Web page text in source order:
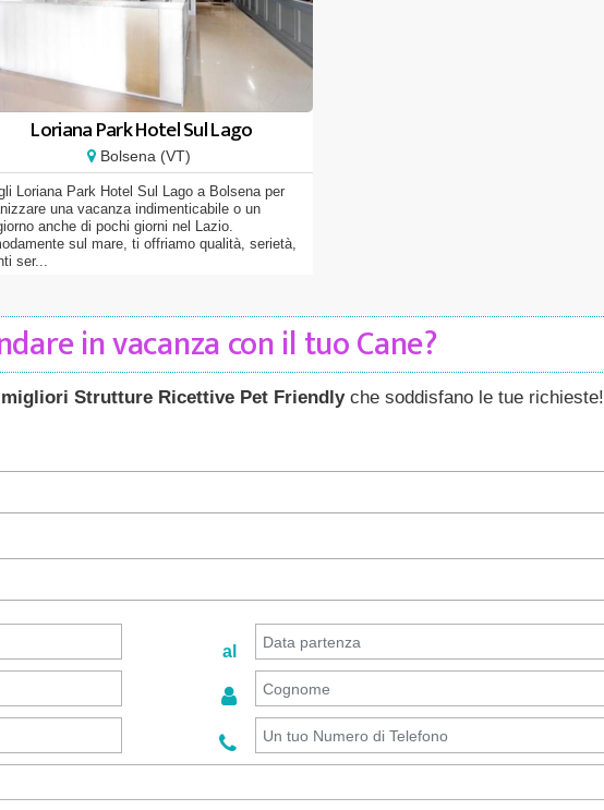
Loriana Park Hotel Sul Lago
Bolsena (VT)
Loriana Park Hotel Sul Lago a Bolsena per
una vacanza indimenticabile o un
anche di pochi giorni nel Lazio.
sul mare, ti offriamo qualità, serietà,
ser...
in vacanza con il tuo Cane?
migliori Strutture Ricettive Pet Friendlyche soddisfano le tue richieste!
al